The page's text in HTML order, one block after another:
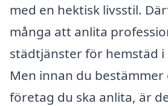
med en hektisk livsstil.
många att anlita
städtjänster för hemstäd i
Men innan du
företag du ska anlita, är